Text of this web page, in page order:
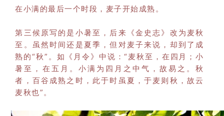
在小满的最后一个时段，麦子开始成熟。
第三候原写的是小暑至，后来《金史志》改为麦秋
至。虽然时间还是夏季，但对麦子来说，却到了成
熟的“秋”。如《月令》中说：“麦秋至，在四月；小
暑至，在五月。小满为四月之中气，故易之。秋
者，百谷成熟之时，此于时虽夏，于麦则秋，故云
麦秋也”。